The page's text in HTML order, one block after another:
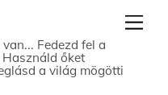
Fedezd fel a
őket
a világ mögötti